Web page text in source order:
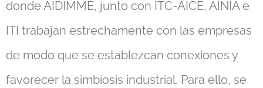
donde AIDIMME, junto con ITC-AICE, AINIA e
ITI trabajan estrechamente con las empresas
de modo que se establezcan conexiones y
favorecer la simbiosis industrial. Para ello, se